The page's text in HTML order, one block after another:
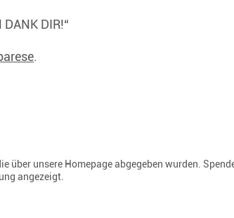
DIR!“
.
über unsere Homepage abgegeben wurden.
angezeigt.